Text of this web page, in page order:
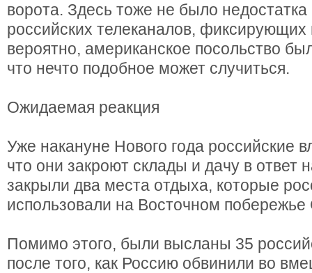
ворота. Здесь тоже не было недостатка
российских телеканалов,
вероятно, американское посольство
что нечто подобное может случиться.
Ожидаемая реакция
Уже накануне Нового года российские
что они закроют склады и дачу в ответ
закрыли два места отдыха, которые
использовали на Восточном
Помимо этого, были высланы 35
после того, как Россию обвинили во